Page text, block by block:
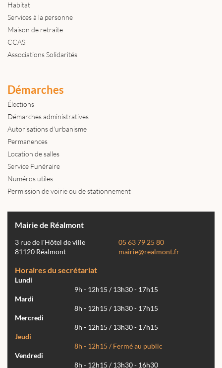
Habitat
Services à la personne
Maison de retraite
CCAS
Associations Solidarités
Démarches
Élections
Démarches administratives
Autorisations d'urbanisme
Permanences
Location de salles
Service Funéraire
Numéros utiles
Permission de voirie ou de stationnement
Mairie de Réalmont
3 rue de l'Hôtel de ville
81120 Réalmont
05 63 79 25 80
mairie@realmont.fr
Horaires du secrétariat
Lundi
9h - 12h15 / 13h30 - 17h15
Mardi
8h - 12h15 / 13h30 - 17h15
Mercredi
8h - 12h15 / 13h30 - 17h15
Jeudi
8h - 12h15 / Fermé au public
Vendredi
8h - 12h15 / 13h30 - 16h30